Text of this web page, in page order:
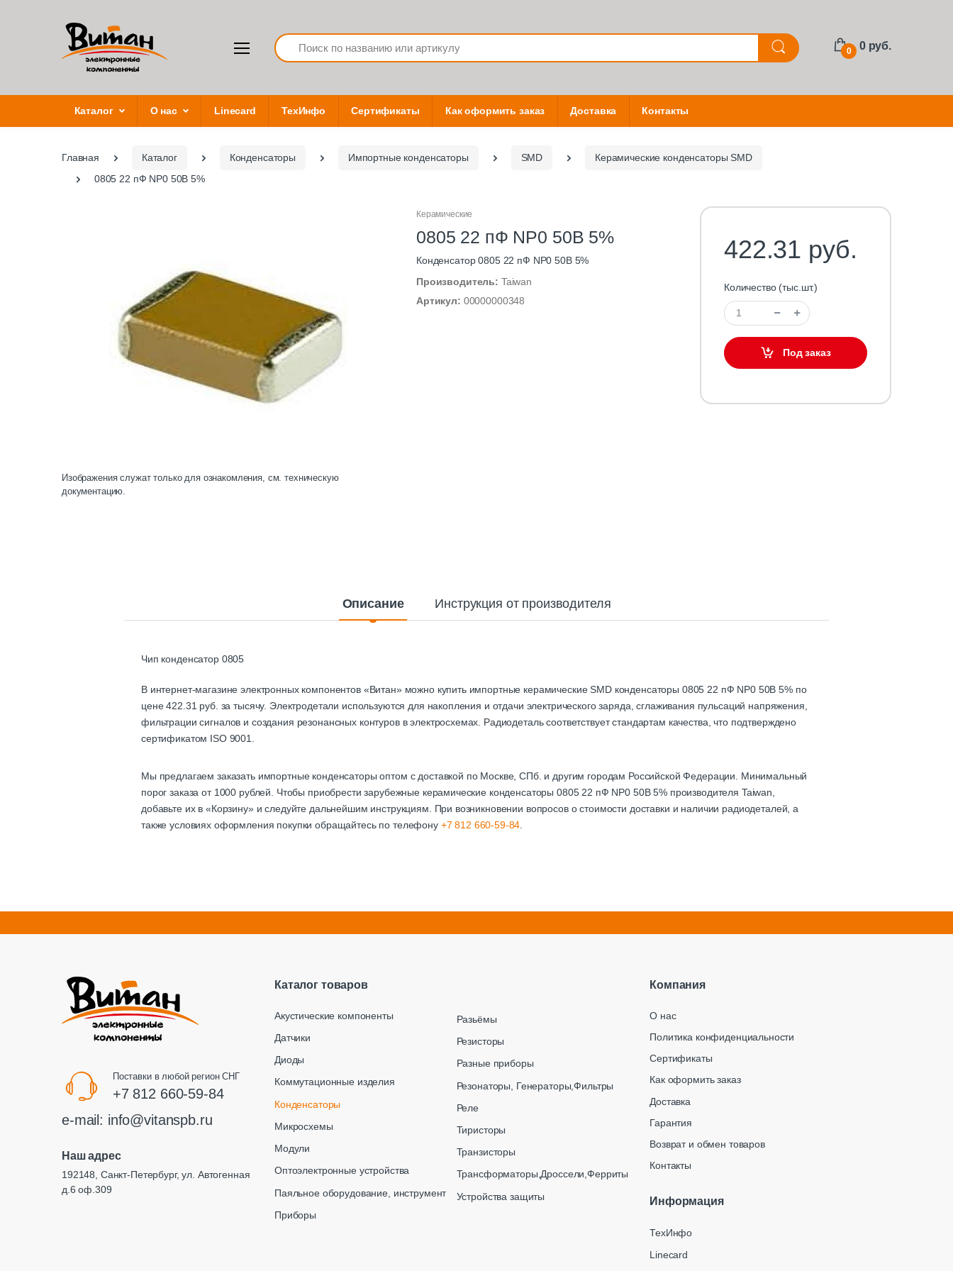
Search
0 0 руб.
Каталог О нас Linecard ТехИнфо Сертификаты Как оформить заказ Доставка Контакты
Главная Каталог Конденсаторы Импортные конденсаторы SMD
Керамические конденсаторы SMD
0805 22 пФ NP0 50В 5%
Изображения служат только для ознакомления, см. техническую
документацию.
Керамические
0805 22 пФ NP0 50В 5%
Конденсатор 0805 22 пФ NP0 50В 5%
Производитель: Taiwan
Артикул: 00000000348
422.31 руб.
Количество (тыс.шт.)
Под заказ
Описание Инструкция от производителя
Чип конденсатор 0805
В интернет-магазине электронных компонентов «Витан» можно купить импортные керамические SMD конденсаторы 0805 22 пФ NP0 50В 5% по
цене 422.31 руб. за тысячу. Электродетали используются для накопления и отдачи электрического заряда, сглаживания пульсаций напряжения,
фильтрации сигналов и создания резонансных контуров в электросхемах. Радиодеталь соответствует стандартам качества, что подтверждено
сертификатом ISO 9001.
Мы предлагаем заказать импортные конденсаторы оптом с доставкой по Москве, СПб. и другим городам Российской Федерации. Минимальный
порог заказа от 1000 рублей. Чтобы приобрести зарубежные керамические конденсаторы 0805 22 пФ NP0 50В 5% производителя Taiwan,
добавьте их в «Корзину» и следуйте дальнейшим инструкциям. При возникновении вопросов о стоимости доставки и наличии радиодеталей, а
также условиях оформления покупки обращайтесь по телефону +7 812 660-59-84
Поставки в любой регион СНГ
+7 812 660-59-84
e-mail: info@vitanspb.ru
Наш адрес
192148, Санкт-Петербург, ул. Автогенная
д.6 оф.309
Каталог товаров
Акустические компоненты
Датчики
Диоды
Коммутационные изделия
Конденсаторы
Микросхемы
Модули
Оптоэлектронные устройства
Паяльное оборудование, инструмент
Приборы
Разьёмы
Резисторы
Разные приборы
Резонаторы, Генераторы,Фильтры
Реле
Тиристоры
Транзисторы
Трансформаторы,Дроссели,Ферриты
Устройства защиты
Компания
О нас
Политика конфиденциальности
Сертификаты
Как оформить заказ
Доставка
Гарантия
Возврат и обмен товаров
Контакты
Информация
ТехИнфо
Linecard